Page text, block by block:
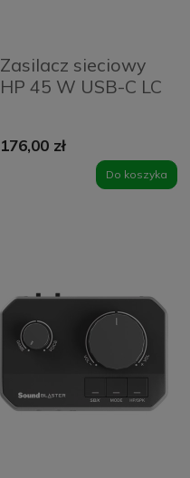
Zasilacz sieciowy
HP 45 W USB-C LC
176,00 zł
Do koszyka